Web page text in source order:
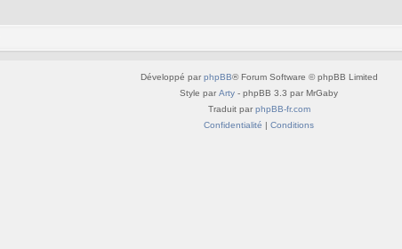
Développé par phpBB® Forum Software © phpBB Limited
Style par Arty - phpBB 3.3 par MrGaby
Traduit par phpBB-fr.com
Confidentialité
Conditions